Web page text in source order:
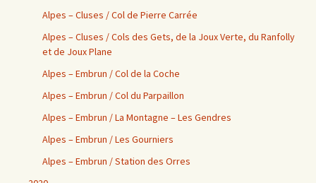
Alpes – Cluses / Col de Pierre Carrée
Alpes – Cluses / Cols des Gets, de la Joux Verte, du Ranfolly
et de Joux Plane
Alpes – Embrun / Col de la Coche
Alpes – Embrun / Col du Parpaillon
Alpes – Embrun / La Montagne – Les Gendres
Alpes – Embrun / Les Gourniers
Alpes – Embrun / Station des Orres